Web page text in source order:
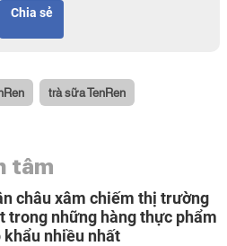
Chia sẻ
trà sữa TenRen
tâm
châu xâm chiếm thị trường
trong những hàng thực phẩm
nhiều nhất